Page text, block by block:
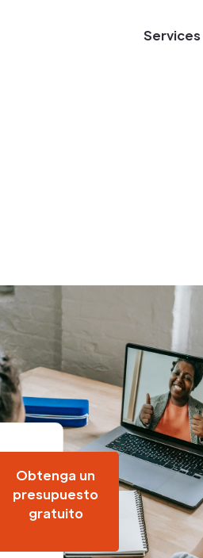
Services
Obtenga un
presupuesto
gratuito